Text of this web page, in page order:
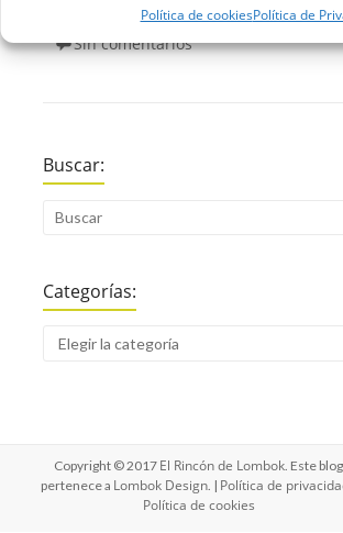
Política de cookiesPolítica de
04/06/2012 Infografias,Internet,
Sin comentarios
Buscar:
Categorías:
Copyright © 2017 El Rincón de Lombok . Este blog
pertenece a Lombok Design . | Política de
Política de cookies